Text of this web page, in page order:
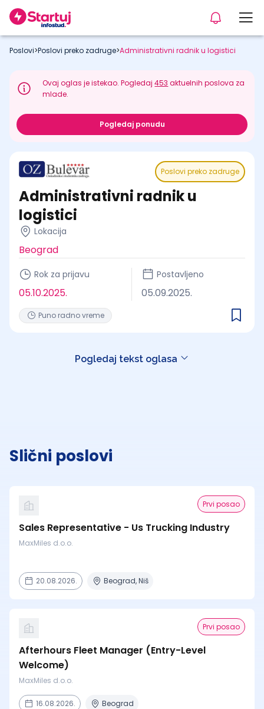
Poslovi>Poslovi preko zadruge>Administrativni radnik u logistici
Ovaj oglas je istekao. Pogledaj453 aktuelnih poslova za
mlade.
Pogledaj ponudu
Poslovi preko zadruge
Administrativni radnik u
logistici
Lokacija
Beograd
Rok za prijavu
05.10.2025.
Postavljeno
05.09.2025.
Puno radno vreme
Pogledaj tekst oglasa
Slični poslovi
Prvi posao
Sales Representative - Us Trucking Industry
MaxMiles d.o.o.
20.08.2026. Beograd, Niš
Prvi posao
Afterhours Fleet Manager (Entry-Level
Welcome)
MaxMiles d.o.o.
16.08.2026. Beograd